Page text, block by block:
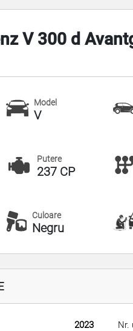
V 300 d
Model
V
Putere
237 CP
Culoare
Negru
2023 Nr.